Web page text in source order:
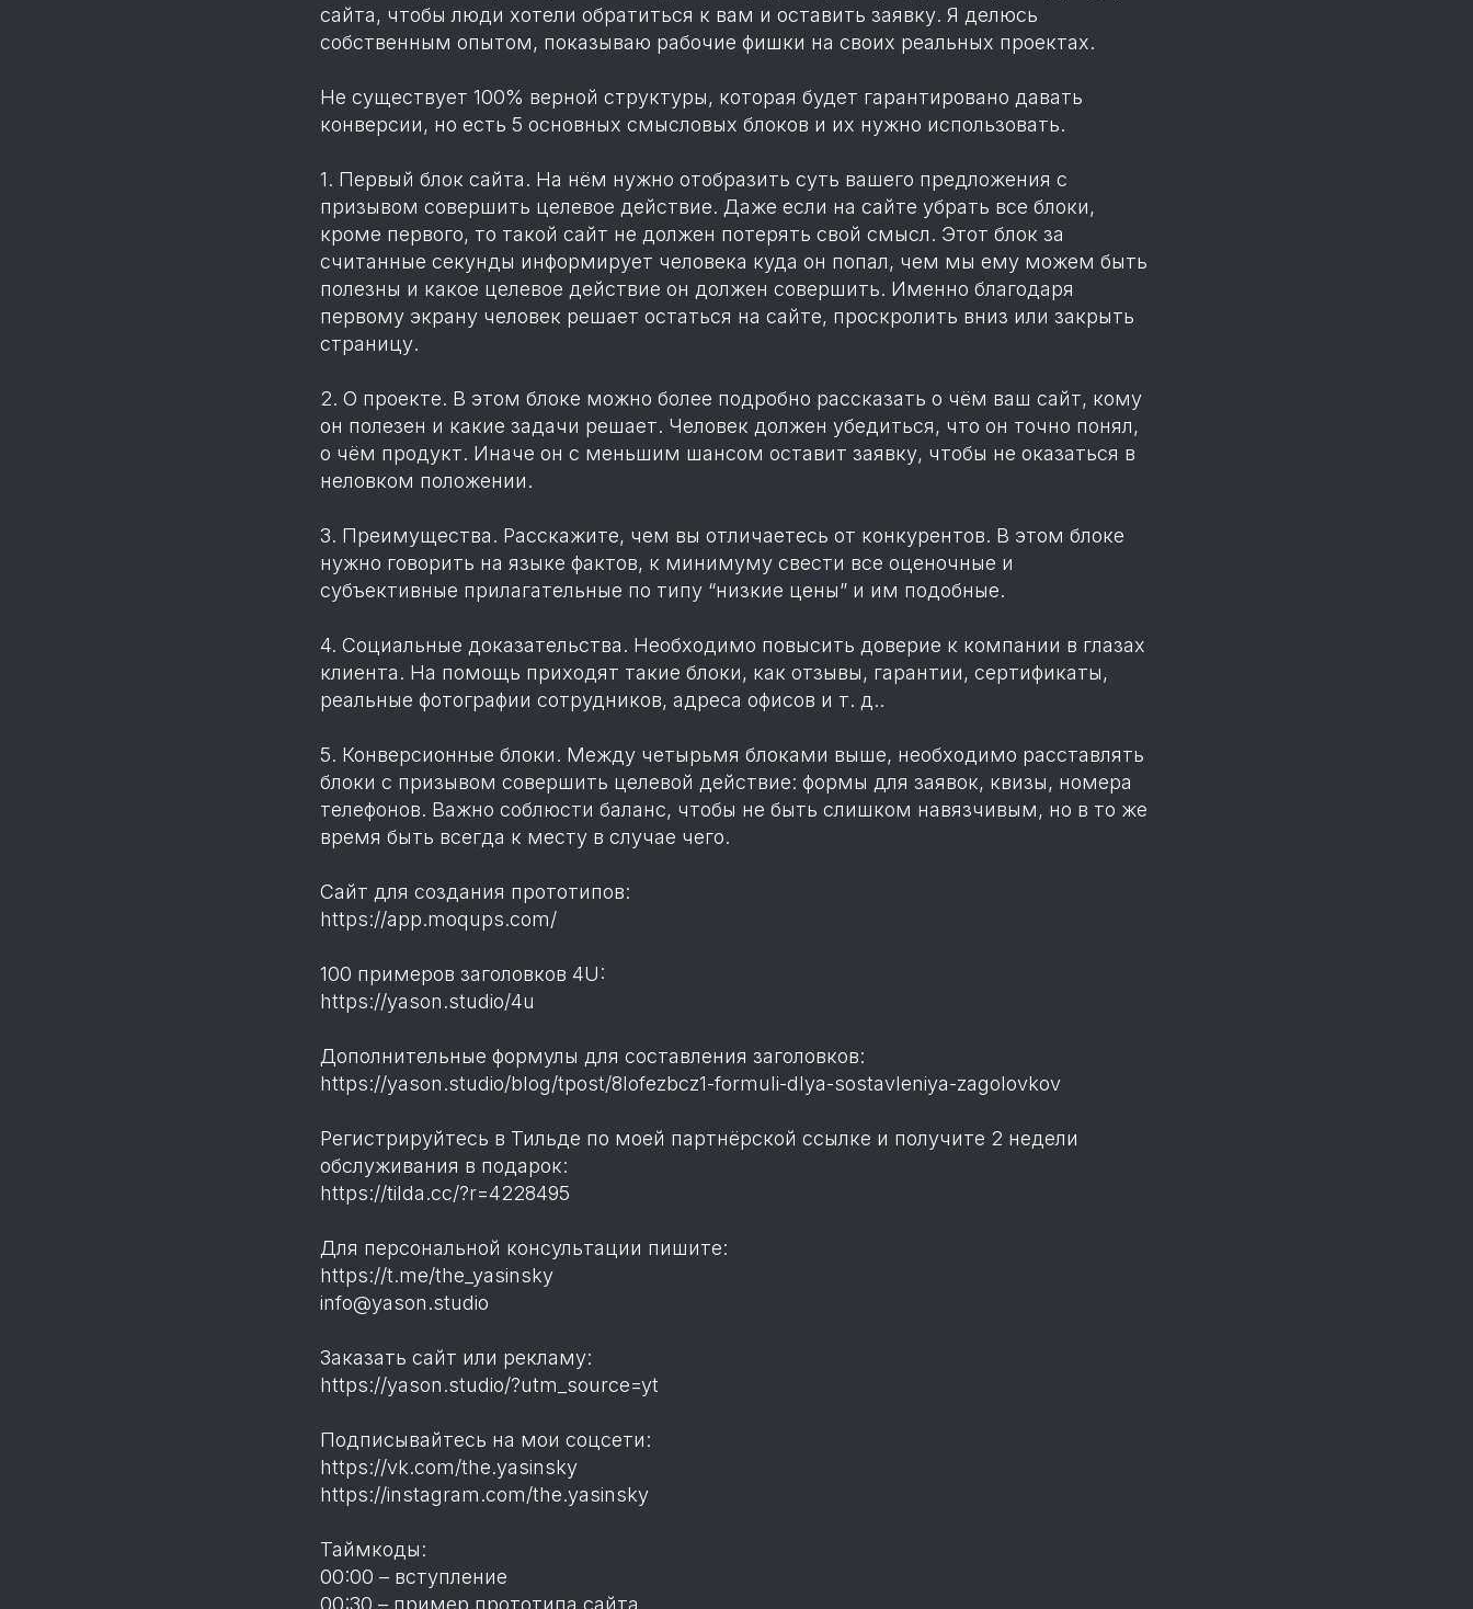
сайта, чтобы люди хотели обратиться к вам и оставить заявку. Я делюсь
собственным опытом, показываю рабочие фишки на своих реальных проектах.
Не существует 100% верной структуры, которая будет гарантировано давать
конверсии, но есть 5 основных смысловых блоков и их нужно использовать.
1. Первый блок сайта. На нём нужно отобразить суть вашего предложения с
призывом совершить целевое действие. Даже если на сайте убрать все блоки,
кроме первого, то такой сайт не должен потерять свой смысл. Этот блок за
считанные секунды информирует человека куда он попал, чем мы ему можем быть
полезны и какое целевое действие он должен совершить. Именно благодаря
первому экрану человек решает остаться на сайте, проскролить вниз или закрыть
страницу.
2. О проекте. В этом блоке можно более подробно рассказать о чём ваш сайт, кому
он полезен и какие задачи решает. Человек должен убедиться, что он точно понял,
о чём продукт. Иначе он с меньшим шансом оставит заявку, чтобы не оказаться в
неловком положении.
3. Преимущества. Расскажите, чем вы отличаетесь от конкурентов. В этом блоке
нужно говорить на языке фактов, к минимуму свести все оценочные и
субъективные прилагательные по типу “низкие цены” и им подобные.
4. Социальные доказательства. Необходимо повысить доверие к компании в глазах
клиента. На помощь приходят такие блоки, как отзывы, гарантии, сертификаты,
реальные фотографии сотрудников, адреса офисов и т. д..
5. Конверсионные блоки. Между четырьмя блоками выше, необходимо расставлять
блоки с призывом совершить целевой действие: формы для заявок, квизы, номера
телефонов. Важно соблюсти баланс, чтобы не быть слишком навязчивым, но в то же
время быть всегда к месту в случае чего.
Сайт для создания прототипов:
https://app.moqups.com/
100 примеров заголовков 4U:
https://yason.studio/4u
Дополнительные формулы для составления заголовков:
https://yason.studio/blog/tpost/8lofezbcz1-formuli-dlya-sostavleniya-zagolovkov
Регистрируйтесь в Тильде по моей партнёрской ссылке и получите 2 недели
обслуживания в подарок:
https://tilda.cc/?r=4228495
Для персональной консультации пишите:
https://t.me/the_yasinsky
info@yason.studio
Заказать сайт или рекламу:
https://yason.studio/?utm_source=yt
Подписывайтесь на мои соцсети:
https://vk.com/the.yasinsky
https://instagram.com/the.yasinsky
Таймкоды:
00:00 – вступление
00:30 – пример прототипа сайта